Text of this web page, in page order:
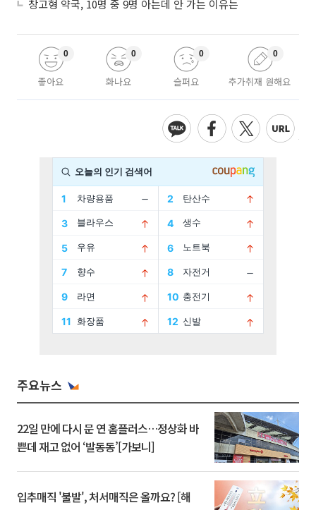
창고형 약국, 10명 중 9명 아는데 안 가는 이유는
좋아요
0
화나요
0
슬퍼요
0
추가취재 원해요
0
주요뉴스
22일 만에 다시 문 연 홈플러스…정상화 바
쁜데 재고 없어 ‘발동동’[가보니]
입추매직 '불발', 처서매직은 올까요? [해